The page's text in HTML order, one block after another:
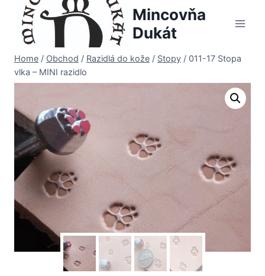
content
Mincovňa
Dukát
Home / Obchod / Razidlá do kože / Stopy / 011-17 Stopa
vlka – MINI razidlo